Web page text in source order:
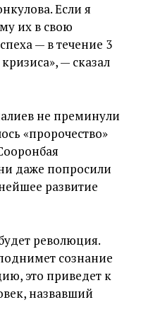
Если я
их в свою
— в течение 3
— сказал
не преминули
«пророчество»
даже попросили
развитие
революция.
сознание
это приведет к
назвавший